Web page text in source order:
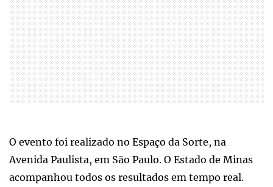
O evento foi realizado no Espaço da Sorte, na
Avenida Paulista, em São Paulo. O Estado de Minas
acompanhou todos os resultados em tempo real.